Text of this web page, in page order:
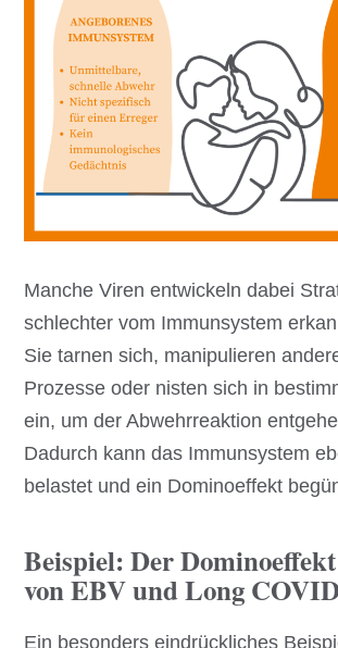
Manche Viren entwickeln dabei
schlechter vom Immunsystem
Sie tarnen sich, manipulieren
Prozesse oder nisten sich in
ein, um der Abwehrreaktion
Dadurch kann das Immunsystem
belastet und ein Dominoeffekt
Beispiel: Der
von EBV und Long
Ein besonders eindrückliches